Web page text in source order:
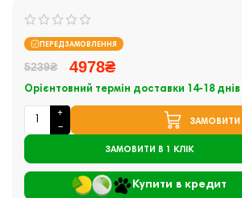
ПЕРЕДЗАМОВЛЕННЯ
5239₴ 4978₴
Орієнтовний термін доставки 14-18 днів
ЗАМОВИТИ
ЗАМОВИТИ В 1 КЛІК
Купити в кредит